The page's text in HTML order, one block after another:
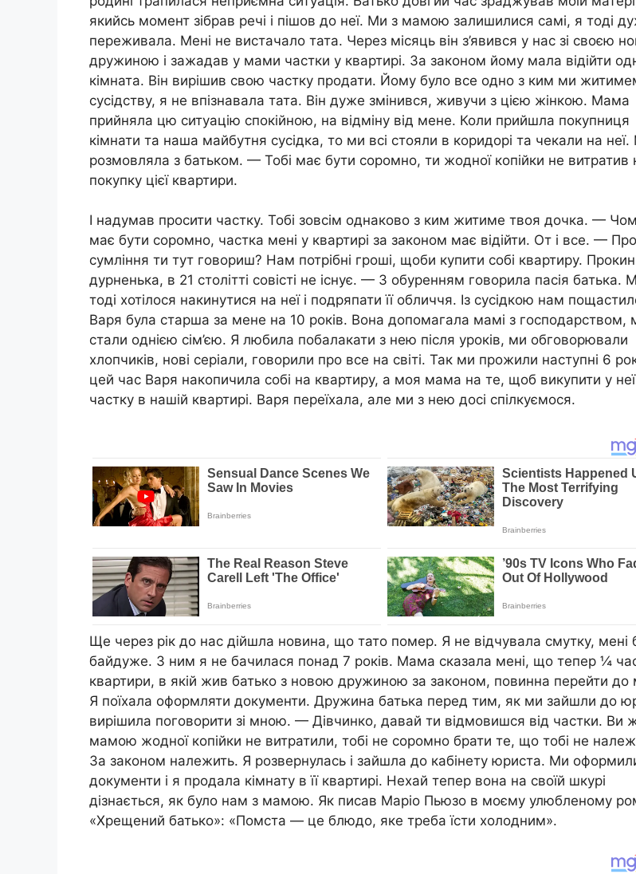
якийсь момент зібрав речі і пішов до неї. Ми з мамою залишилися самі, я тоді
переживала. Мені не вистачало тата. Через місяць він з’явився у нас зі своєю
дружиною і зажадав у мами частки у квартирі. За законом йому мала відійти
кімната. Він вирішив свою частку продати. Йому було все одно з ким ми
сусідству, я не впізнавала тата. Він дуже змінився, живучи з цією жінкою. Мама
прийняла цю ситуацію спокійною, на відміну від мене. Коли прийшла покупниця
кімнати та наша майбутня сусідка, то ми всі стояли в коридорі та чекали на неї.
розмовляла з батьком. — Тобі має бути соромно, ти жодної копійки не витратив
покупку цієї квартири.
І надумав просити частку. Тобі зовсім однаково з ким житиме твоя дочка. —
має бути соромно, частка мені у квартирі за законом має відійти. От і все. —
сумління ти тут говориш? Нам потрібні гроші, щоби купити собі квартиру.
дурненька, в 21 столітті совісті не існує. — З обуренням говорила пасія батька.
тоді хотілося накинутися на неї і подряпати її обличчя. Із сусідкою нам
Варя була старша за мене на 10 років. Вона допомагала мамі з господарством,
стали однією сім’єю. Я любила побалакати з нею після уроків, ми обговорювали
хлопчиків, нові серіали, говорили про все на світі. Так ми прожили наступні 6
цей час Варя накопичила собі на квартиру, а моя мама на те, щоб викупити у неї
частку в нашій квартирі. Варя переїхала, але ми з нею досі спілкуємося.
Ще через рік до нас дійшла новина, що тато помер. Я не відчувала смутку, мені
байдуже. З ним я не бачилася понад 7 років. Мама сказала мені, що тепер ¼
квартири, в якій жив батько з новою дружиною за законом, повинна перейти до
Я поїхала оформляти документи. Дружина батька перед тим, як ми зайшли до
вирішила поговорити зі мною. — Дівчинко, давай ти відмовишся від частки. Ви
мамою жодної копійки не витратили, тобі не соромно брати те, що тобі не
За законом належить. Я розвернулась і зайшла до кабінету юриста. Ми
документи і я продала кімнату в її квартирі. Нехай тепер вона на своїй шкурі
дізнається, як було нам з мамою. Як писав Маріо Пьюзо в моєму улюбленому
«Хрещений батько»: «Помста — це блюдо, яке треба їсти холодним».